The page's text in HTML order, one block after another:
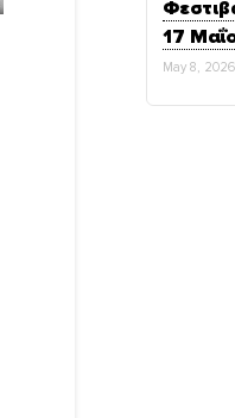
17
May 8, 2026